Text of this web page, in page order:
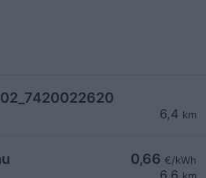
6,4 km
öffentlich
0,66 €/kWh